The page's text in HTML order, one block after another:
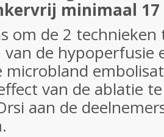
minimaal
om de 2
de hypoperfusie
microbland
van de ablatie
aan de